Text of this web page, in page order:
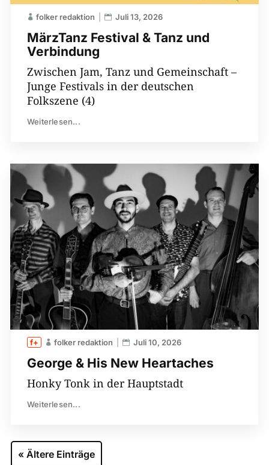
MärzTanz Festival & Tanz und
Verbindung
folker redaktion Juli 13, 2026
Zwischen Jam, Tanz und Gemeinschaft –
Junge Festivals in der deutschen
Folkszene (4)
Weiterlesen...
George & His New Heartaches
folker redaktion Juli 10, 2026
Honky Tonk in der Hauptstadt
Weiterlesen...
« Ältere Einträge